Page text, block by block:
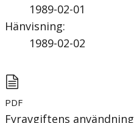
1989-02-01
Hänvisning:
1989-02-02
PDF
Fyravgiftens användning